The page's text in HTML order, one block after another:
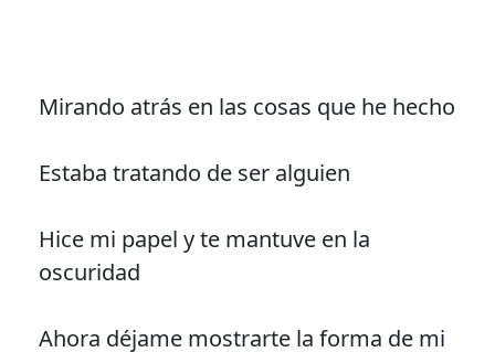
Mirando atrás en las cosas que he hecho
Estaba tratando de ser alguien
Hice mi papel y te mantuve en la
oscuridad
Ahora déjame mostrarte la forma de mi